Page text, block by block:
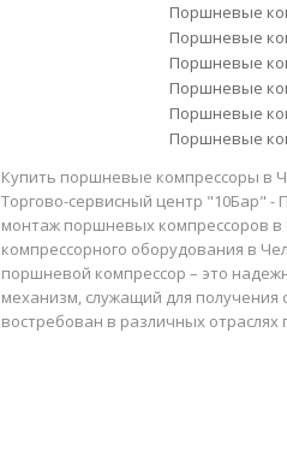
Поршневые
Поршневые
Поршневые
Поршневые
Поршневые
Поршневые
Купить поршневые компрессоры в
Торгово-сервисный центр "10Бар" -
монтаж поршневых компрессоров в
компрессорного оборудования в
поршневой компрессор – это
механизм, служащий для получения
востребован в различных